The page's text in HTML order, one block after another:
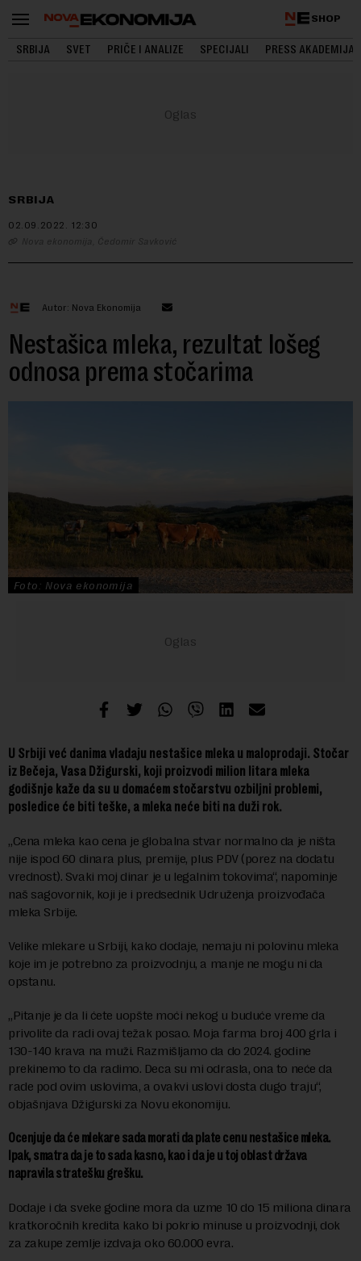
SHOP
SRBIJA SVET PRIČE I ANALIZE SPECIJALI PRESS AKADEMIJA
SRBIJA
02.09.2022. 12:30
Nova ekonomija, Čedomir Savković
Autor: Nova Ekonomija
Nestašica mleka, rezultat lošeg
odnosa prema stočarima
Foto: Nova ekonomija
U Srbiji već danima vladaju nestašice mleka u maloprodaji. Stočar
iz Bečeja, Vasa Džigurski, koji proizvodi milion litara mleka
godišnje kaže da su u domaćem stočarstvu ozbiljni problemi,
posledice će biti teške, a mleka neće biti na duži rok.
„Cena mleka kao cena je globalna stvar normalno da je ništa
nije ispod 60 dinara plus, premije, plus PDV (porez na dodatu
vrednost). Svaki moj dinar je u legalnim tokovima“, napominje
naš sagovornik, koji je i predsednik Udruženja proizvođača
mleka Srbije.
Velike mlekare u Srbiji, kako dodaje, nemaju ni polovinu mleka
koje im je potrebno za proizvodnju, a manje ne mogu ni da
opstanu.
„Pitanje je da li ćete uopšte moći nekog u buduće vreme da
privolite da radi ovaj težak posao. Moja farma broj 400 grla i
130-140 krava na muži. Razmišljamo da do 2024. godine
prekinemo to da radimo. Deca su mi odrasla, ona to neće da
rade pod ovim uslovima, a ovakvi uslovi dosta dugo traju“,
objašnjava Džigurski za Novu ekonomiju.
Ocenjuje da će mlekare sada morati da plate cenu nestašice mleka.
Ipak, smatra da je to sada kasno, kao i da je u toj oblast država
napravila stratešku grešku.
Dodaje i da sveke godine mora da uzme 10 do 15 miliona dinara
kratkoročnih kredita kako bi pokrio minuse u proizvodnji, dok
za zakupe zemlje izdvaja oko 60.000 evra.